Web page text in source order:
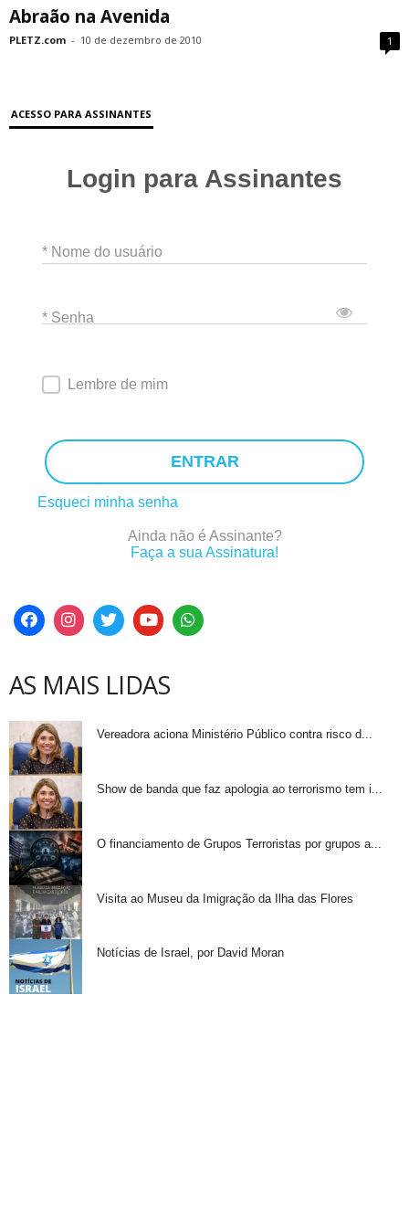
Abraão na Avenida
PLETZ.com - 10 de dezembro de 2010 1
ACESSO PARA ASSINANTES
Login para Assinantes
* Nome do usuário
* Senha
Lembre de mim
ENTRAR
Esqueci minha senha
Ainda não é Assinante?
Faça a sua Assinatura!
AS MAIS LIDAS
Vereadora aciona Ministério Público contra risco d...
Show de banda que faz apologia ao terrorismo tem i...
O financiamento de Grupos Terroristas por grupos a...
Visita ao Museu da Imigração da Ilha das Flores
Notícias de Israel, por David Moran